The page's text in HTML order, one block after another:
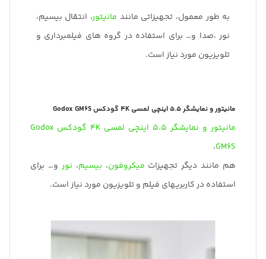
به طور معمول، تجهیزاتی مانند مانیتور، انتقال بیسیم،
نور ،صدا و… برای استفاده در گروه های فیلمبرداری و
تلویزیون مورد نیاز است.
مانیتور و نمایشگر ۵.۵ اینچی لمسی 4K گودکس Godox GM6S
مانیتور و نمایشگر ۵.۵ اینچی لمسی 4K گودکس Godox
GM6S،
هم مانند دیگر تجهیزات میکروفون، بیسیم، نور و… برای
استفاده در کاربریهای فیلم و تلویزیون مورد نیاز است.